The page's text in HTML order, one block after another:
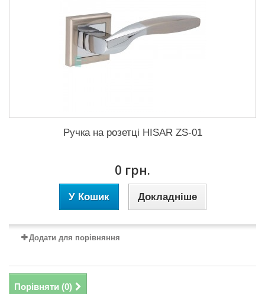
Ручка на розетці HISAR ZS-01
0 грн.
У Кошик Докладніше
Додати для порівняння
Порівняти (0)